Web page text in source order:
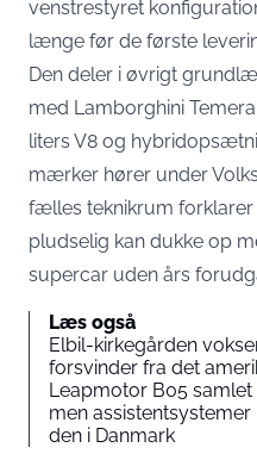
venstrestyret
længe før de første
Den deler i øvrigt
med Lamborghini
liters V8 og
mærker hører under
fælles teknikrum
pludselig kan dukke op
supercar uden års
Læs også
Elbil-kirkegården
forsvinder fra det
Leapmotor B05
men
den i Danmark